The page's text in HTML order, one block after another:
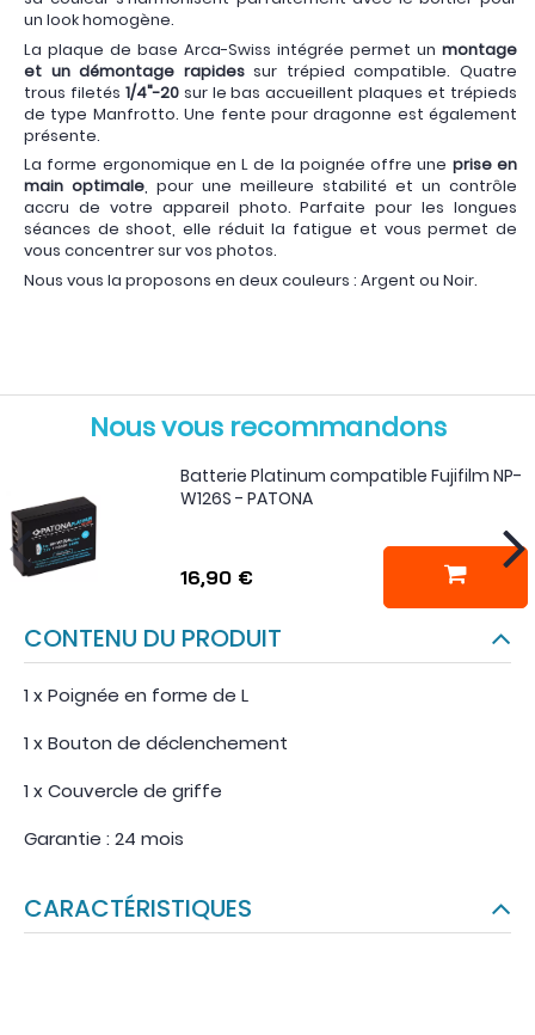
un look homogène.
La plaque de base Arca-Swiss intégrée permet un montage
et un démontage rapidessur trépied compatible. Quatre
trous filetés 1/4"-20sur le bas accueillent plaques et trépieds
de type Manfrotto. Une fente pour dragonne est également
présente.
La forme ergonomique en L de la poignée offre une prise en
main optimale, pour une meilleure stabilité et un contrôle
accru de votre appareil photo. Parfaite pour les longues
séances de shoot, elle réduit la fatigue et vous permet de
vous concentrer sur vos photos.
Nous vous la proposons en deux couleurs : Argent ou Noir.
Nous vous recommandons
Batterie Platinum compatible Fujifilm NP-
W126S - PATONA
16,90 €
CONTENU DU PRODUIT
1 x Poignée en forme de L
1 x Bouton de déclenchement
1 x Couvercle de griffe
Garantie : 24 mois
CARACTÉRISTIQUES